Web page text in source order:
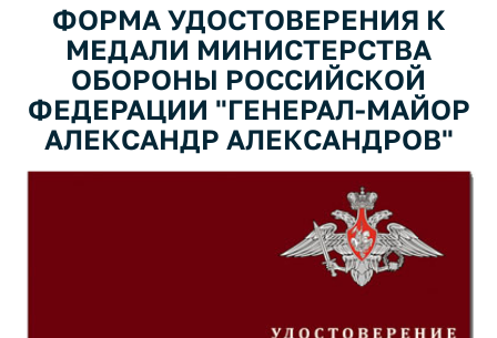
ФОРМА УДОСТОВЕРЕНИЯ К
МЕДАЛИ МИНИСТЕРСТВА
ОБОРОНЫ РОССИЙСКОЙ
ФЕДЕРАЦИИ "ГЕНЕРАЛ-МАЙОР
АЛЕКСАНДР АЛЕКСАНДРОВ"